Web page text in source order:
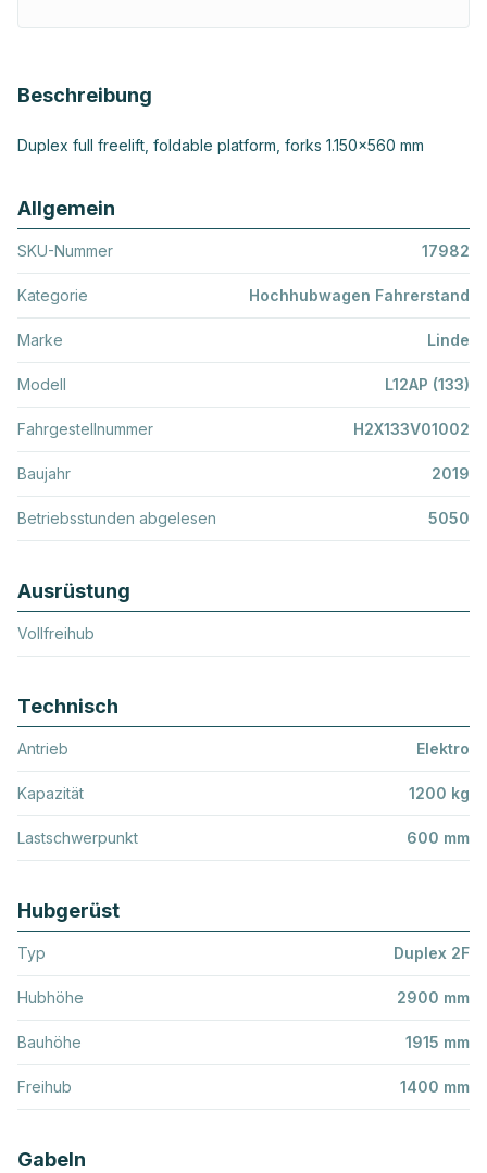
Beschreibung
Duplex full freelift, foldable platform, forks 1.150x560 mm
Allgemein
SKU-Nummer 17982
Kategorie Hochhubwagen Fahrerstand
Marke Linde
Modell L12AP (133)
Fahrgestellnummer H2X133V01002
Baujahr 2019
Betriebsstunden abgelesen 5050
Ausrüstung
Vollfreihub
Technisch
Antrieb Elektro
Kapazität 1200 kg
Lastschwerpunkt 600 mm
Hubgerüst
Typ Duplex 2F
Hubhöhe 2900 mm
Bauhöhe 1915 mm
Freihub 1400 mm
Gabeln